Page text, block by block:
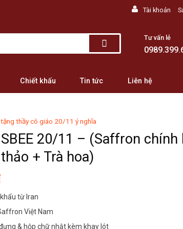
Tài khoản
Tư vấn lẻ
Chiết khấu Tin tức Liên hệ
thầy cô giáo 20/11 ý nghĩa
20/11 – (Saffron chính
+ Trà hoa)
từ Iran
Việt Nam
& hộp chữ nhật kèm khay lót